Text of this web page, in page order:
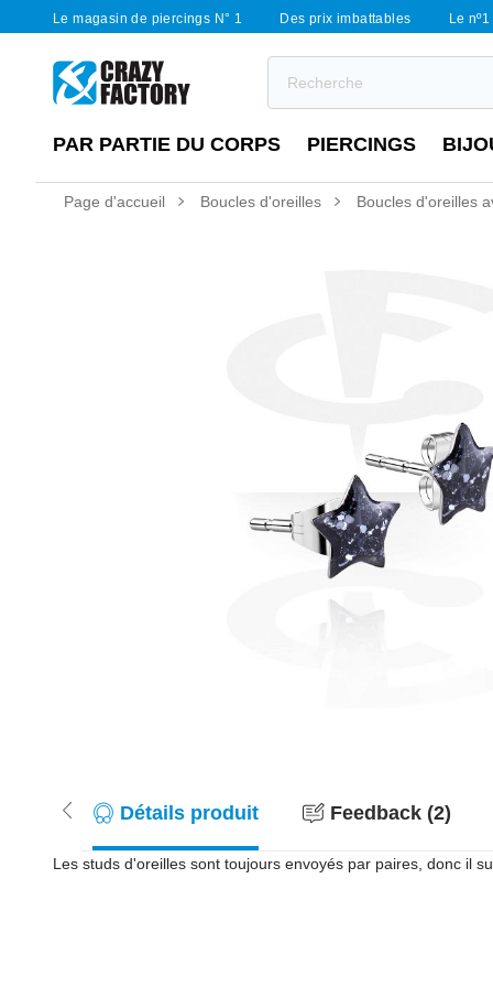
Le magasin de piercings N° 1 Des prix imbattables Le
PAR PARTIE DU CORPS PIERCINGS
Page d'accueil Boucles d'oreilles Boucles d'oreilles
Détails produit Feedback (2)
Les studs d'oreilles sont toujours envoyés par paires, donc il